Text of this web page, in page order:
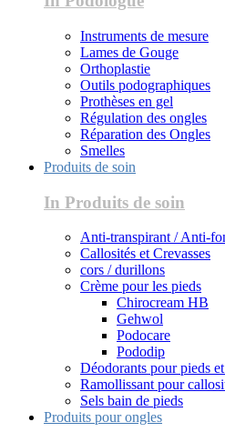
Instruments de mesure
Lames de Gouge
Orthoplastie
Outils podographiques
Prothèses en gel
Régulation des ongles
Réparation des Ongles
Smelles
Produits de soin
In Produits de soin
Anti-transpirant / Anti-
Callosités et Crevasses
cors / durillons
Crème pour les pieds
Chirocream HB
Gehwol
Podocare
Pododip
Déodorants pour pieds
Ramollissant pour
Sels bain de pieds
Produits pour ongles